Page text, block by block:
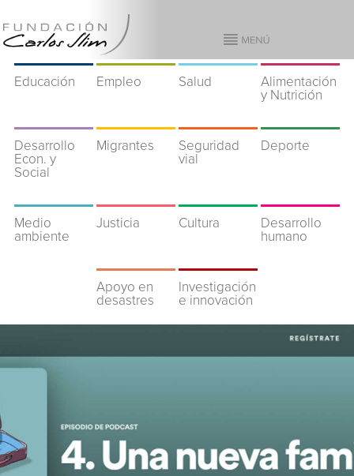
Educación Empleo Salud
Alimentación
y Nutrición
Desarrollo
Econ. y
Social
Migrantes
Seguridad
vial
Deporte
Medio
ambiente
Justicia Cultura
Desarrollo
humano
Apoyo en
desastres
Investigación
e innovación